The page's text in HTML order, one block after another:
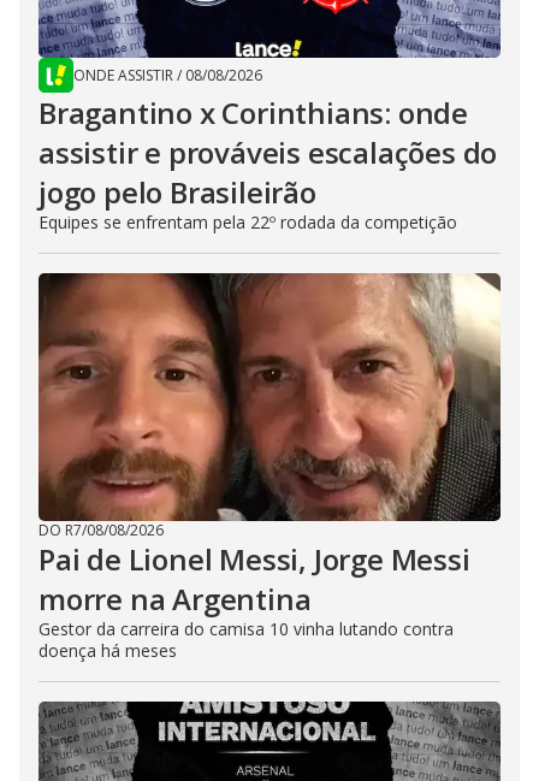
ONDE ASSISTIR/ 08/08/2026
Bragantino x Corinthians: onde
assistir e prováveis escalações do
jogo pelo Brasileirão
Equipes se enfrentam pela 22º rodada da competição
DO R7/08/08/2026
Pai de Lionel Messi, Jorge Messi
morre na Argentina
Gestor da carreira do camisa 10 vinha lutando contra
doença há meses